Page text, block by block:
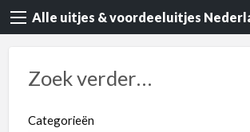
Alle uitjes & voordeeluitjes
Zoek verder…
Categorieën